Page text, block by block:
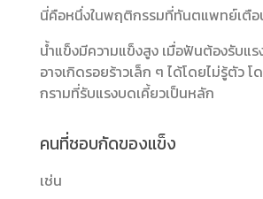
นี่คือหนึ่งในพฤติกรรมที่ทันตแพทย์เตื
น้ำแข็งมีความแข็งสูง เมื่อฟันต้องรับแร
อาจเกิดรอยร้าวเล็ก ๆ ได้โดยไม่รู้ตัว โ
กรามที่รับแรงบดเคี้ยวเป็นหลัก
คนที่ชอบกัดของแข็ง
เช่น